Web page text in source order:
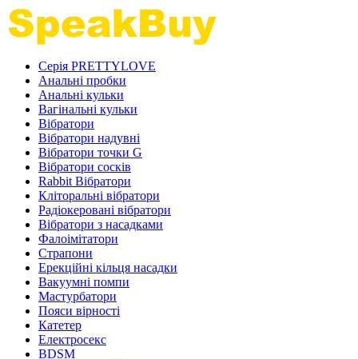
Серія PRETTYLOVE
Анальні пробки
Анальні кульки
Вагінальні кульки
Вібратори
Вібратори надувні
Вібратори точки G
Вібратори сосків
Rabbit Вібратори
Кліторальні вібратори
Радіокеровані вібратори
Вібратори з насадками
Фалоімітатори
Страпони
Ерекційні кільця насадки
Вакуумні помпи
Мастурбатори
Пояси вірності
Катетер
Електросекс
BDSM